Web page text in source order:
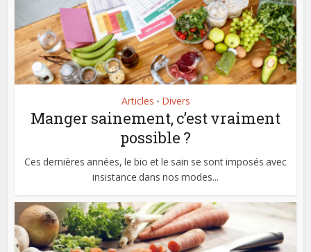
Articles • Divers
Manger sainement, c’est vraiment
possible ?
Ces dernières années, le bio et le sain se sont imposés avec
insistance dans nos modes...